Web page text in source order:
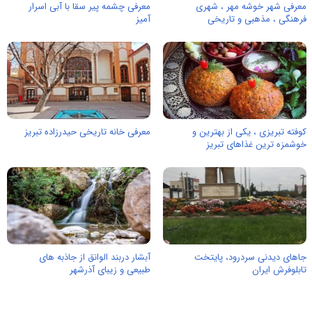
معرفی شهر خوشه مهر ، شهری
فرهنگی ، مذهبی و تاریخی
معرفی چشمه پیر سقا با آبی اسرار
آمیز
کوفته تبریزی ، یکی از بهترین و
خوشمزه ترین غذاهای تبریز
معرفی خانه تاریخی حیدرزاده تبریز
جاهای دیدنی سردرود، پایتخت
تابلوفرش ایران
آبشار دربند الوانق از جاذبه های
طبیعی و زیبای آذرشهر